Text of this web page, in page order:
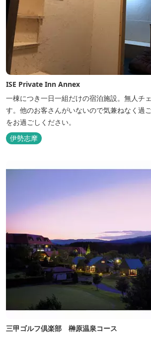
ISE Private Inn Annex
一棟につき一日一組だけの宿泊施設。無人チ
す。他のお客さんがいないので気兼ねなく過
をお過ごしください。
伊勢志摩
三甲ゴルフ倶楽部 榊原温泉コース